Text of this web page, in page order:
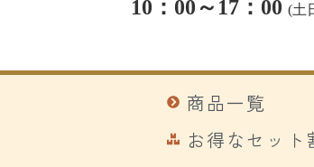
10：00～17：00(土
商品一覧
お得なセット